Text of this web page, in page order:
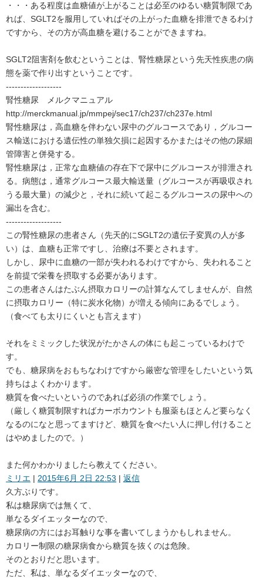
・・・ある程度は血糖値が上がることは必至のゆるい糖質制限であ
れば、SGLT2を服用していればその上がった血糖を排泄できるわけ
ですから、その方が高血糖を避けることができますね。
SGLT2阻害剤を飲むということは、腎性糖尿という先天性疾患の病
態を薬で作り出すということです。
-------------------
腎性糖尿 メルクマニュアル
http://merckmanual.jp/mmpej/sec17/ch237/ch237e.html
腎性糖尿は，高血糖を伴わない尿中のグルコースであり，グルコー
ス輸送における遺伝性の単独欠損に起因するかまたはその他の尿細
管障害と併発する。
腎性糖尿は，正常な血糖値の存在下で尿中にグルコースが排泄され
る。病態は，通常グルコース最大輸送量（グルコースが再吸収され
うる最大量）の減少と，それに続いて起こるグルコースの尿中への
漏出を含む。
-------------------
この腎性糖尿の患者さん（先天的にSGLT2の遺伝子変異の人が多
い）は、血糖も正常ですし、治療は不要とされます。
しかし、尿中に血糖の一部が失われるわけですから、失われること
を前提で栄養を摂取する必要があります。
この患者さんはたぶん摂取カロリーの計算なんてしませんが、自然
に摂取カロリー（特に炭水化物）が増える傾向にあるでしょう。
（食べても太りにくいとも言えます）
それをミミックした状況がたかさんの体にも起こっているわけで
す。
でも、糖尿病をおもちなわけですから厳密な管理をしたいという気
持ちはよくわかります。
糖質を食べたいというのであれば必須の作業でしょう。
（厳しく糖質制限すればカーボカウントも服薬もほとんど要らなく
なるのになと思ってますけど、糖質を食べたい人に押し付けること
はやめましたので。）
また何かわかりましたら教えてください。
ミリエ | 2015年6月 2日 22:53 | 返信
久方ぶりです。
私は糖尿病では無くて、
単なるダイエッターなので、
糖尿病の方にはお耳触りな事を書いてしまうかもしれません。
カロリー制限の糖尿病食から糖質を抜くのは危険。
そのとおりだと思います。
ただ、私は、単なるダイエッターなので、